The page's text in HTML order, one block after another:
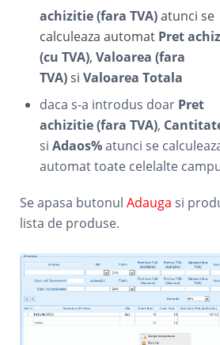
achizitie (fara TVA)atunci se
calculeaza automat Pret
(cu TVA),Valoarea (fara
TVA)siValoarea Totala
daca s-a introdus doar Pret
achizitie (fara TVA),
siAdaos%atunci se
automat toate celelalte
Se apasa butonulAdauga si
lista de produse.